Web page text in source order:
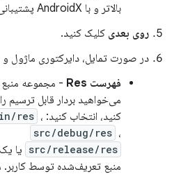
بالاتر و با AndroidX پشتیبانی می‌شود.
روی بعدی کلیک کنید.
در صورت تمایل، دایرکتوری ماژول و
فهرست Res
- مجموعه منبع
می‌خواهید بردار قابل ترسیم
کنید، انتخاب کنید:
res ،
src/debug/res ،
src/release/res یا
منبع تعریف‌شده توسط کاربر.